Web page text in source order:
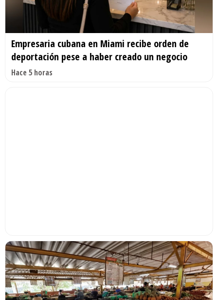
Empresaria cubana en Miami recibe orden de
deportación pese a haber creado un negocio
Hace 5 horas